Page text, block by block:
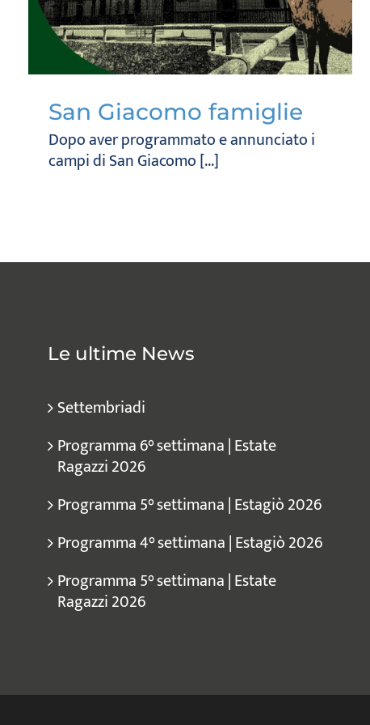
San Giacomo famiglie
Dopo aver programmato e annunciato i
campi di San Giacomo [...]
Le ultime News
Settembriadi
Programma 6° settimana | Estate
Ragazzi 2026
Programma 5° settimana | Estagiò 2026
Programma 4° settimana | Estagiò 2026
Programma 5° settimana | Estate
Ragazzi 2026